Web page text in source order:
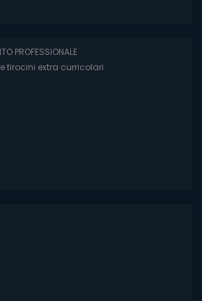
PROFESSIONALE
tirocini extra curricolari